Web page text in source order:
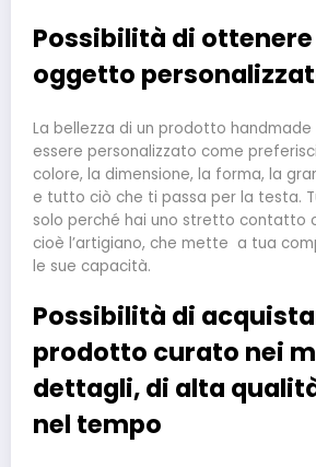
Possibilità di
oggetto
La bellezza di un prodotto
essere personalizzato come
colore, la dimensione, la forma, la
e tutto ciò che ti passa per la testa.
solo perché hai uno stretto contatto
cioè l’artigiano, che mette a tua
le sue capacità.
Possibilità di
prodotto curato nei
dettagli, di alta
nel tempo